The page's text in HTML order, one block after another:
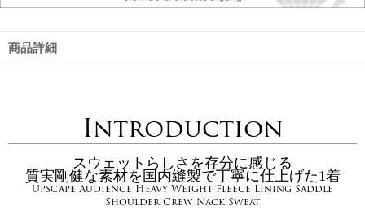
商品詳細
Introduction
スウェットらしさを存分に感じる
質実剛健な素材を国内縫製で丁寧に仕上げた1着
Upscape Audience Heavy Weight Fleece Lining Saddle
Shoulder Crew Nack Sweat